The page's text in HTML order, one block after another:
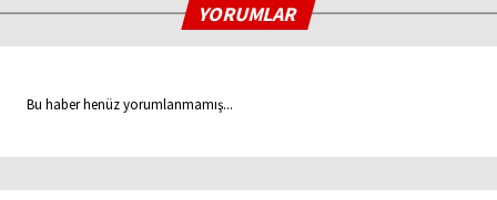
YORUMLAR
Bu haber henüz yorumlanmamış...